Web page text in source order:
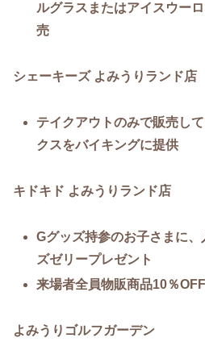
ルグラスまたはアイスウー
売
シェーキーズ よみうりランド店
テイクアウトのみで販売し
クスをバイキングに提供
キドキド よみうりランド店
Gグッズ持参のお子さまに
ズゼリープレゼント
来場者全員物販商品10％OFF
よみうりゴルフガーデン